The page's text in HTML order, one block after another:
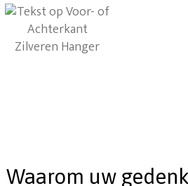
Waarom uw